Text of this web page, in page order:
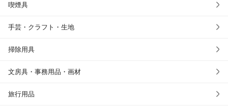
喫煙具
手芸・クラフト・生地
掃除用具
文房具・事務用品・画材
旅行用品